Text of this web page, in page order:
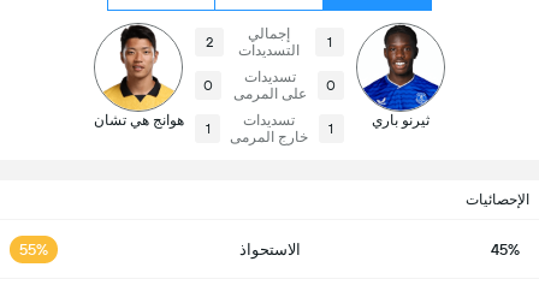
ثيرنو باري
1
إجمالي
التسديدات
2
0
تسديدات
على المرمى
0
1
تسديدات
خارج المرمى
1 هوانج هي تشان
الإحصائيات
45% الاستحواذ 55%